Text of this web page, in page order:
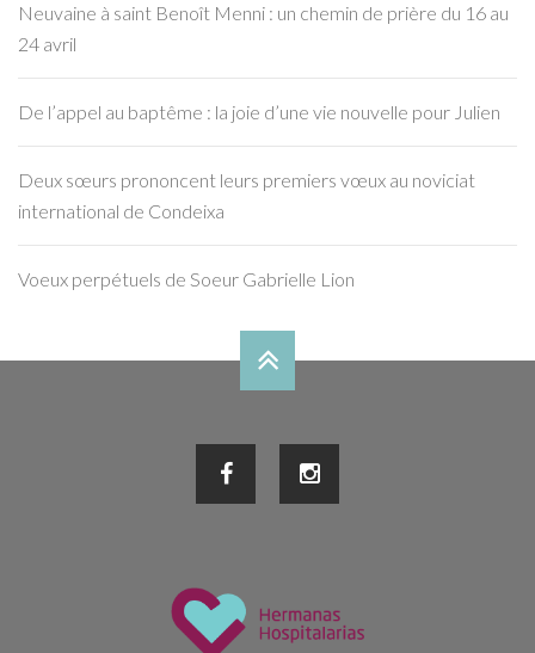
Neuvaine à saint Benoît Menni : un chemin de prière du 16 au
24 avril
De l’appel au baptême : la joie d’une vie nouvelle pour Julien
Deux sœurs prononcent leurs premiers vœux au noviciat
international de Condeixa
Voeux perpétuels de Soeur Gabrielle Lion